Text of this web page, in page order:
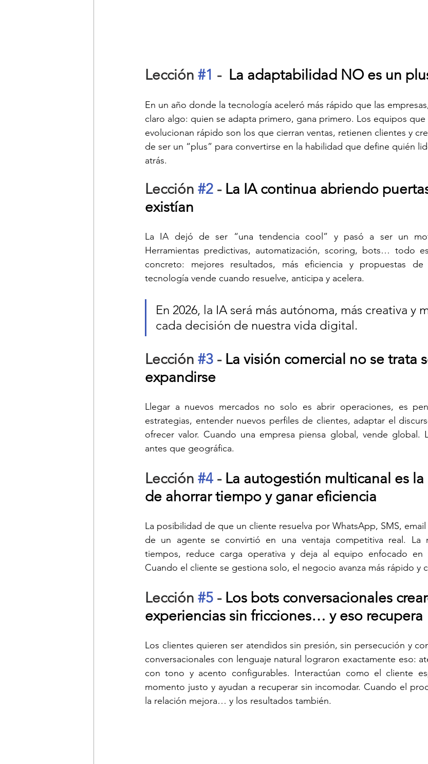
Lección #1 - La adaptabilidad NO es un
En un año donde la tecnología aceleró más rápido que las
claro algo: quien se adapta primero, gana primero. Los equipos que
evolucionan rápido son los que cierran ventas, retienen clientes y
de ser un “plus” para convertirse en la habilidad que define quién
atrás.
Lección #2 - La IA continua abriendo
existían
La IA dejó de ser “una tendencia cool” y pasó a ser un
Herramientas predictivas, automatización, scoring, bots… todo
concreto: mejores resultados, más eficiencia y propuestas
tecnología vende cuando resuelve, anticipa y acelera.
En 2026, la IA será más autónoma, más creativa y
cada decisión de nuestra vida digital.
Lección #3 - La visión comercial no se trata
expandirse
Llegar a nuevos mercados no solo es abrir operaciones, es
estrategias, entender nuevos perfiles de clientes, adaptar el
ofrecer valor. Cuando una empresa piensa global, vende global.
antes que geográfica.
Lección #4 - La autogestión multicanal es
de ahorrar tiempo y ganar eficiencia
La posibilidad de que un cliente resuelva por WhatsApp, SMS,
de un agente se convirtió en una ventaja competitiva real. La
tiempos, reduce carga operativa y deja al equipo enfocado en
Cuando el cliente se gestiona solo, el negocio avanza más rápido y
Lección #5 - Los bots conversacionales
experiencias sin fricciones… y eso recupera
Los clientes quieren ser atendidos sin presión, sin persecución y
conversacionales con lenguaje natural
lograron exactamente eso:
con tono y acento configurables. Interactúan como el cliente
momento justo y ayudan a recuperar sin incomodar. Cuando el
la relación mejora… y los resultados también.